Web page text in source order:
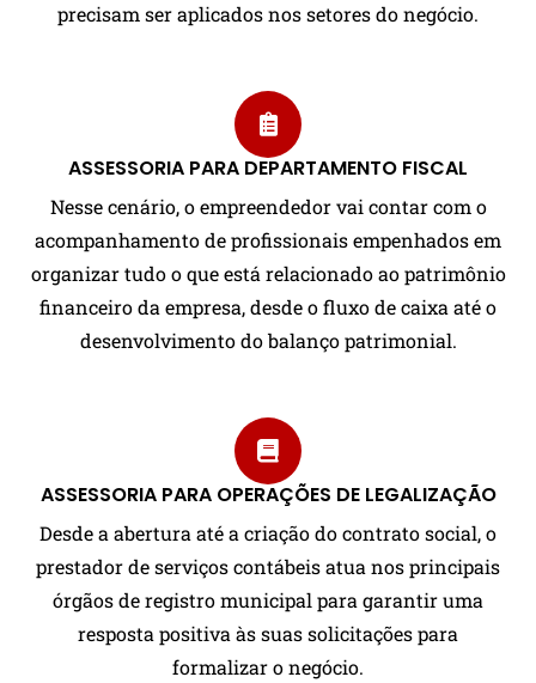
precisam ser aplicados nos setores do negócio.
ASSESSORIA PARA DEPARTAMENTO FISCAL
Nesse cenário, o empreendedor vai contar com o
acompanhamento de profissionais empenhados em
organizar tudo o que está relacionado ao patrimônio
financeiro da empresa, desde o fluxo de caixa até o
desenvolvimento do balanço patrimonial.
ASSESSORIA PARA OPERAÇÕES DE LEGALIZAÇÃO
Desde a abertura até a criação do contrato social, o
prestador de serviços contábeis atua nos principais
órgãos de registro municipal para garantir uma
resposta positiva às suas solicitações para
formalizar o negócio.